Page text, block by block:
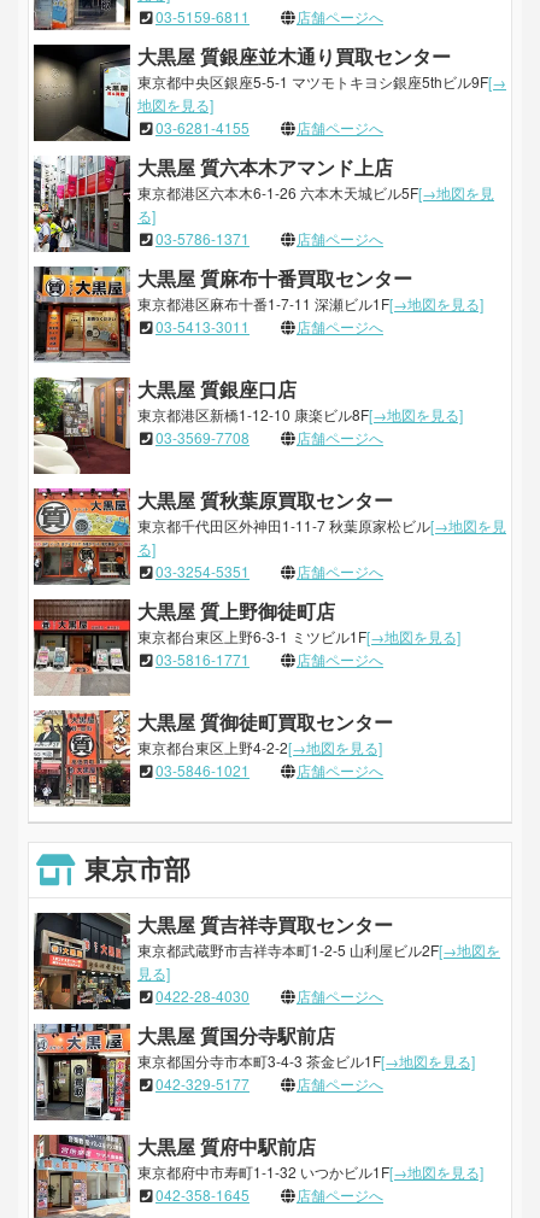
03-5159-6811
店舗ページへ
大黒屋 質銀座並木通り買取センター
東京都中央区銀座5-5-1 マツモトキヨシ銀座5thビル9F[→
地図を見る]
03-6281-4155
店舗ページへ
大黒屋 質六本木アマンド上店
東京都港区六本木6-1-26 六本木天城ビル5F[→地図を見
る]
03-5786-1371
店舗ページへ
大黒屋 質麻布十番買取センター
東京都港区麻布十番1-7-11 深瀬ビル1F[→地図を見る]
03-5413-3011
店舗ページへ
大黒屋 質銀座口店
東京都港区新橋1-12-10 康楽ビル8F[→地図を見る]
03-3569-7708
店舗ページへ
大黒屋 質秋葉原買取センター
東京都千代田区外神田1-11-7 秋葉原家松ビル[→地図を見
る]
03-3254-5351
店舗ページへ
大黒屋 質上野御徒町店
東京都台東区上野6-3-1 ミツビル1F[→地図を見る]
03-5816-1771
店舗ページへ
大黒屋 質御徒町買取センター
東京都台東区上野4-2-2[→地図を見る]
03-5846-1021
店舗ページへ
東京市部
大黒屋 質吉祥寺買取センター
東京都武蔵野市吉祥寺本町1-2-5 山利屋ビル2F[→地図を
見る]
0422-28-4030
店舗ページへ
大黒屋 質国分寺駅前店
東京都国分寺市本町3-4-3 茶金ビル1F[→地図を見る]
042-329-5177
店舗ページへ
大黒屋 質府中駅前店
東京都府中市寿町1-1-32 いつかビル1F[→地図を見る]
042-358-1645
店舗ページへ